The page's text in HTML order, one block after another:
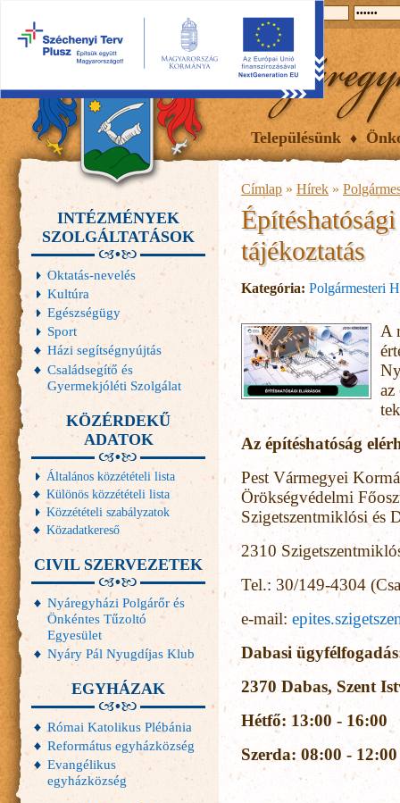
Településünk
Címlap » Hírek »
tájékoztatás
Kategória: Polgármesteri
A
az
Az építéshatóság
Pest Vármegyei
Örökségvédelmi
Szigetszentmiklósi és
2310
Tel.: 30/149-4304
e-mail:
Dabasi
2370 Dabas, Szent
Hétfő: 13:00 - 16:00
Szerda: 08:00 - 12:00
INTÉZMÉNYEK
SZOLGÁLTATÁSOK
Oktatás-nevelés
Kultúra
Egészségügy
Sport
Házi segítségnyújtás
Családsegítő és
Gyermekjóléti Szolgálat
KÖZÉRDEKŰ
ADATOK
Általános közzétételi lista
Különös közzétételi lista
Közzétételi szabályzatok
Közadatkereső
CIVIL SZERVEZETEK
Nyáregyházi Polgárőr és
Önkéntes Tűzoltó
Egyesület
Nyáry Pál Nyugdíjas Klub
EGYHÁZAK
Római Katolikus Plébánia
Református egyházközség
Evangélikus
egyházközség